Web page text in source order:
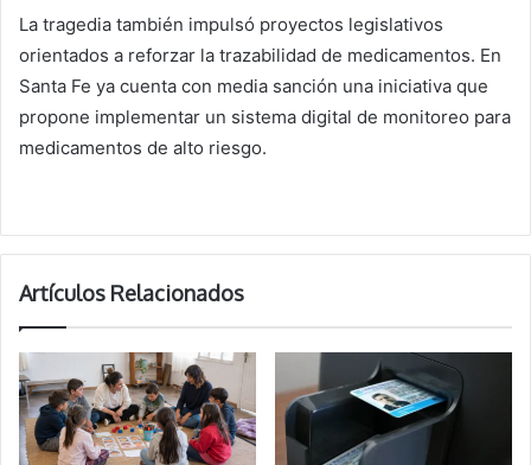
La tragedia también impulsó proyectos legislativos
orientados a reforzar la trazabilidad de medicamentos. En
Santa Fe ya cuenta con media sanción una iniciativa que
propone implementar un sistema digital de monitoreo para
medicamentos de alto riesgo.
Artículos Relacionados